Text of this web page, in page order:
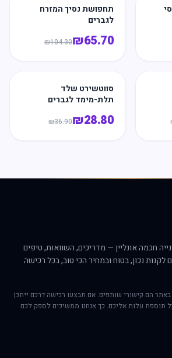
תחפושת נסיך המזרח
לגברים
₪65.70
₪104.30
סווטשירט שלד
תלת-מימד לגברים
₪28.80
₪36.90
חכמה אונליין — מדריכים, השוואות, טיפים
לקנות נכון, בטוח ובמחיר הכי טוב, בכל רכישה
הם קישורי שותפים. אם תבצעו רכישה דרכם ייתכן
תוספת עלות אליכם. כך אנחנו ממשיכים לספק לכם